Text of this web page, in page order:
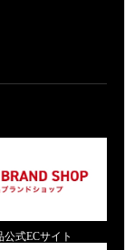
公式ECサイト